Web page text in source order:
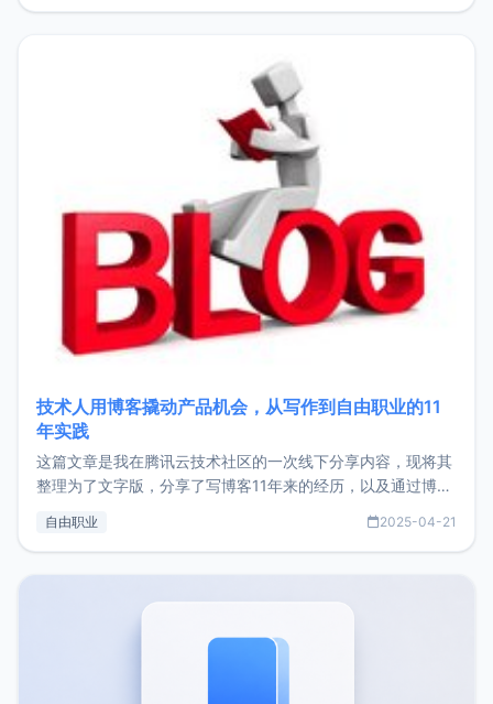
技术人用博客撬动产品机会，从写作到自由职业的11
年实践
这篇文章是我在腾讯云技术社区的一次线下分享内容，现将其
整理为了文字版，分享了写博客11年来的经历，以及通过博客
了我的首个产品ImgURL的真实数据和产品现状。自我介绍大
自由职业 2025-04-21